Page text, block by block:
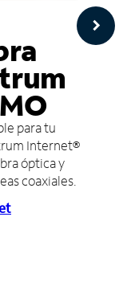
para tu
Internet®
óptica y
coaxiales.